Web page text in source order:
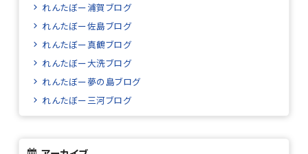
れんたぼー浦賀ブログ
れんたぼー佐島ブログ
れんたぼー真鶴ブログ
れんたぼー大洗ブログ
れんたぼー夢の島ブログ
れんたぼー三河ブログ